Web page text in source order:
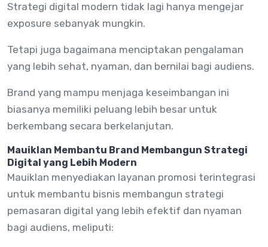
Strategi digital modern tidak lagi hanya mengejar
exposure sebanyak mungkin.
Tetapi juga bagaimana menciptakan pengalaman
yang lebih sehat, nyaman, dan bernilai bagi audiens.
Brand yang mampu menjaga keseimbangan ini
biasanya memiliki peluang lebih besar untuk
berkembang secara berkelanjutan.
Mauiklan Membantu Brand Membangun Strategi
Digital yang Lebih Modern
Mauiklan menyediakan layanan promosi terintegrasi
untuk membantu bisnis membangun strategi
pemasaran digital yang lebih efektif dan nyaman
bagi audiens, meliputi: